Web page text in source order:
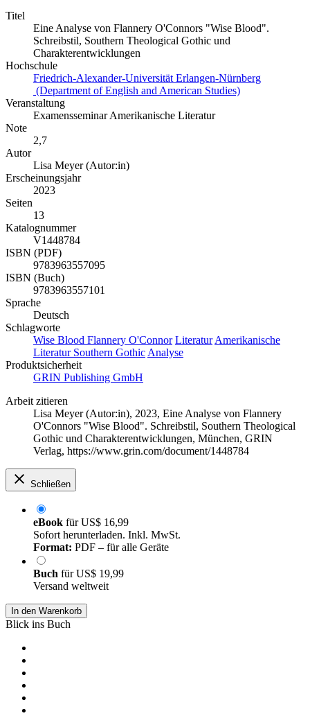
Titel
Eine Analyse von Flannery O'Connors "Wise Blood".
Schreibstil, Southern Theological Gothic und
Charakterentwicklungen
Hochschule
Friedrich-Alexander-Universität Erlangen-Nürnberg
(Department of English and American Studies)
Veranstaltung
Examensseminar Amerikanische Literatur
Note
2,7
Autor
Lisa Meyer (Autor:in)
Erscheinungsjahr
2023
Seiten
13
Katalognummer
V1448784
ISBN (PDF)
9783963557095
ISBN (Buch)
9783963557101
Sprache
Deutsch
Schlagworte
Wise Blood Flannery O'Connor Literatur Amerikanische
Literatur Southern Gothic Analyse
Produktsicherheit
GRIN Publishing GmbH
Arbeit zitieren
Lisa Meyer (Autor:in), 2023, Eine Analyse von Flannery
O'Connors "Wise Blood". Schreibstil, Southern Theological
Gothic und Charakterentwicklungen, München, GRIN
Verlag, https://www.grin.com/document/1448784
Schließen
eBook fürUS$ 16,99
Sofort herunterladen. Inkl. MwSt.
Format: PDF – für alle Geräte
Buch fürUS$ 19,99
Versand weltweit
In den Warenkorb
Blick ins Buch